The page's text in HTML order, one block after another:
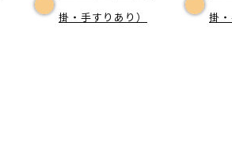
掛・手すりあり）
掛